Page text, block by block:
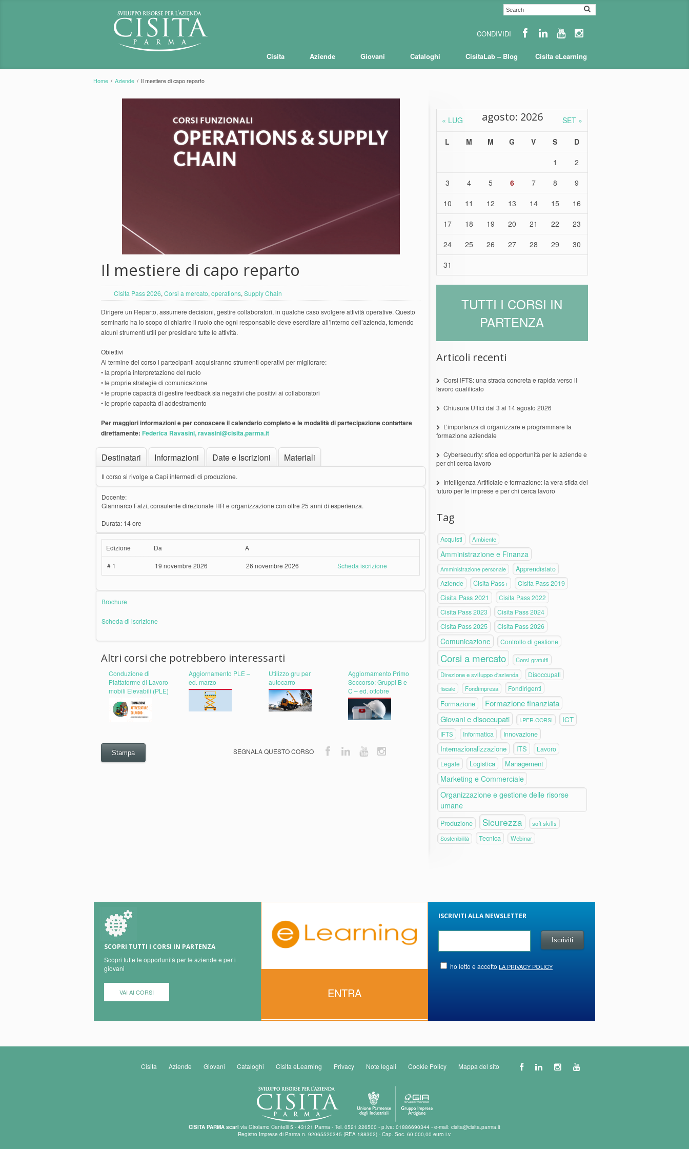
Cisita Aziende Giovani Cataloghi CisitaLab – Blog Cisita eLearning
Home / Aziende / Il mestiere di capo reparto
Il mestiere di capo reparto
Cisita Pass 2026, Corsi a mercato, operations, Supply Chain
Dirigere un Reparto, assumere decisioni, gestire collaboratori, in qualche caso svolgere attività operative. Questo
seminario ha lo scopo di chiarire il ruolo che ogni responsabile deve esercitare all’interno dell’azienda, fornendo
alcuni strumenti utili per presidiare tutte le attività.
Obiettivi
Al termine del corso i partecipanti acquisiranno strumenti operativi per migliorare:
• la propria interpretazione del ruolo
• le proprie strategie di comunicazione
• le proprie capacità di gestire feedback sia negativi che positivi ai collaboratori
• le proprie capacità di addestramento
Per maggiori informazioni e per conoscere il calendario completo e le modalità di partecipazione contattare
direttamente: Federica Ravasini, ravasini@cisita.parma.it
Destinatari Informazioni Date e Iscrizioni Materiali
Il corso si rivolge a Capi intermedi di produzione.
Docente:
Gianmarco Falzi, consulente direzionale HR e organizzazione con oltre 25 anni di esperienza.
Durata: 14 ore
Edizione Da A
# 1 19 novembre 2026 26 novembre 2026 Scheda iscrizione
Brochure
Scheda di iscrizione
Altri corsi che potrebbero interessarti
Conduzione di
Piattaforme di Lavoro
mobili Elevabili (PLE)
Aggiornamento PLE –
ed. marzo
Utilizzo gru per
autocarro
Aggiornamento Primo
Soccorso: Gruppi B e
C – ed. ottobre
Stampa
« LUG SET »
agosto: 2026
L M M G V S
D
1
2
3
4 5 6 7 8
9
10
11 12 13 14 15
16
17
18 19 20 21 22
23
24
25 26 27 28 29
30
31
TUTTI I CORSI IN
PARTENZA
Articoli recenti
Corsi IFTS: una strada concreta e rapida verso il
lavoro qualificato
Chiusura Uffici dal 3 al 14 agosto 2026
L’importanza di organizzare e programmare la
formazione aziendale
Cybersecurity: sfida ed opportunità per le aziende e
per chi cerca lavoro
Intelligenza Artificiale e formazione: la vera sfida del
futuro per le imprese e per chi cerca lavoro
Tag
Acquisti Ambiente
Amministrazione e Finanza
Amministrazione personale
Apprendistato
Aziende
Cisita Pass+
Cisita Pass 2019
Cisita Pass 2021
Cisita Pass 2022
Cisita Pass 2023 Cisita Pass 2024
Cisita Pass 2025 Cisita Pass 2026
Comunicazione Controllo di gestione
Corsi a mercato
Corsi gratuiti
Direzione e sviluppo d'azienda
Disoccupati
fiscale Fondimpresa Fondirigenti
Formazione
Formazione finanziata
Giovani e disoccupati
I.PER.CORSI ICT
IFTS Informatica Innovazione
Internazionalizzazione ITS
Lavoro
Legale
Logistica Management
Marketing e Commerciale
Organizzazione e gestione delle risorse
umane
Produzione Sicurezza soft skills
Sostenibilità Tecnica Webinar
SCOPRI TUTTI I CORSI IN PARTENZA
Scopri tutte le opportunità per le aziende e per i
giovani
VAI AI CORSI ENTRA
ISCRIVITI ALLA NEWSLETTER
ho letto e accetto LA PRIVACY POLICY
Cisita Aziende Giovani Cataloghi Cisita eLearning Privacy Note legali Cookie Policy Mappa del sito
CISITA PARMA scarl via Girolamo Cantelli 5 - 43121 Parma - Tel. 0521 226500 - p.iva: 01886690344 - e-mail: cisita@cisita.parma.it
Registro Imprese di Parma n. 92065520345 (REA 188302) - Cap. Soc. 60.000,00 euro i.v.